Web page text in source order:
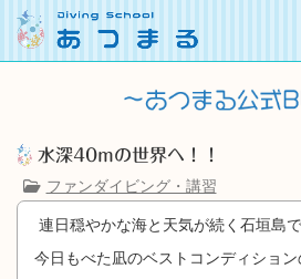
水深40mの世界へ！！
ファンダイビング・講習
連日穏やかな海と天気が続く石垣島で
今日もべた凪のベストコンディション